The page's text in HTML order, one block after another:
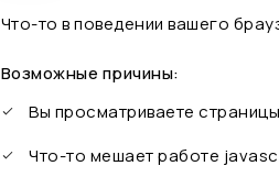
Что-то в поведении вашего
Возможные причины:
Вы просматриваете
Что-то мешает работе